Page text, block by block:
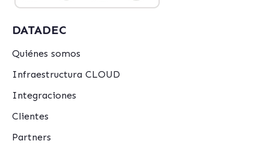
DATADEC
Quiénes somos
Infraestructura CLOUD
Integraciones
Clientes
Partners